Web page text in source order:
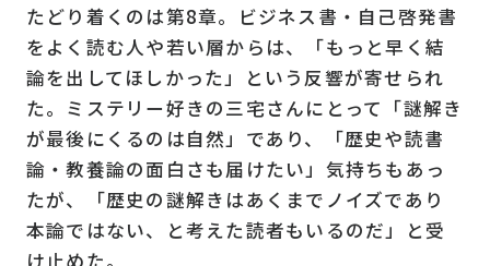
たどり着くのは第8章。ビジネス書・自己啓発書
をよく読む人や若い層からは、「もっと早く結
論を出してほしかった」という反響が寄せられ
た。ミステリー好きの三宅さんにとって「謎解き
が最後にくるのは自然」であり、「歴史や読書
論・教養論の面白さも届けたい」気持ちもあっ
たが、「歴史の謎解きはあくまでノイズであり
本論ではない、と考えた読者もいるのだ」と受
け止めた。